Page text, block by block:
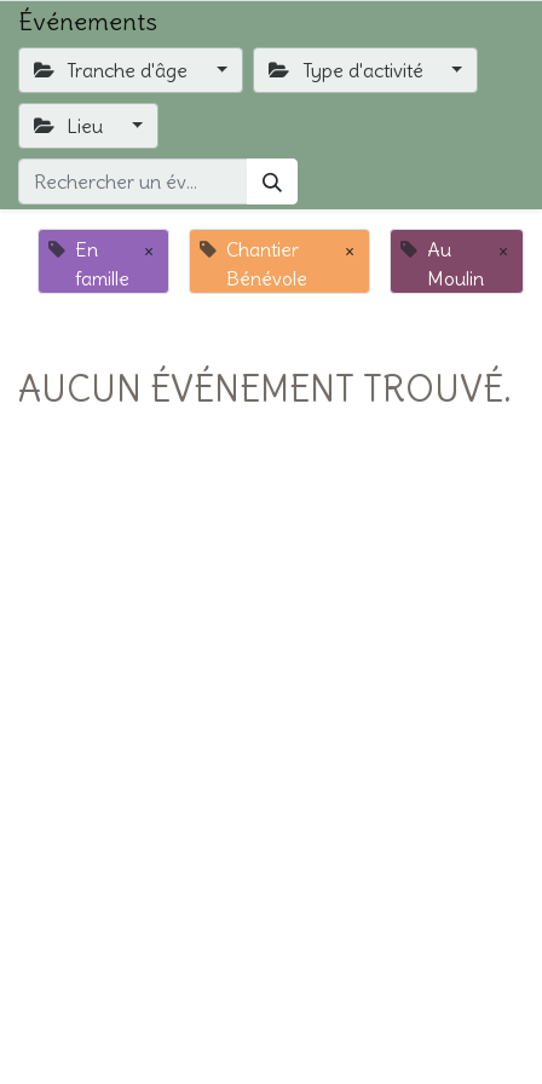
Événements
Tranche d'âge Type d'activité
Lieu
En
famille
×
Chantier
Bénévole
×
Au
Moulin
×
AUCUN ÉVÉNEMENT TROUVÉ.